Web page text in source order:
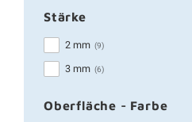
Stärke
2 mm (9)
3 mm (6)
Oberfläche - Farbe